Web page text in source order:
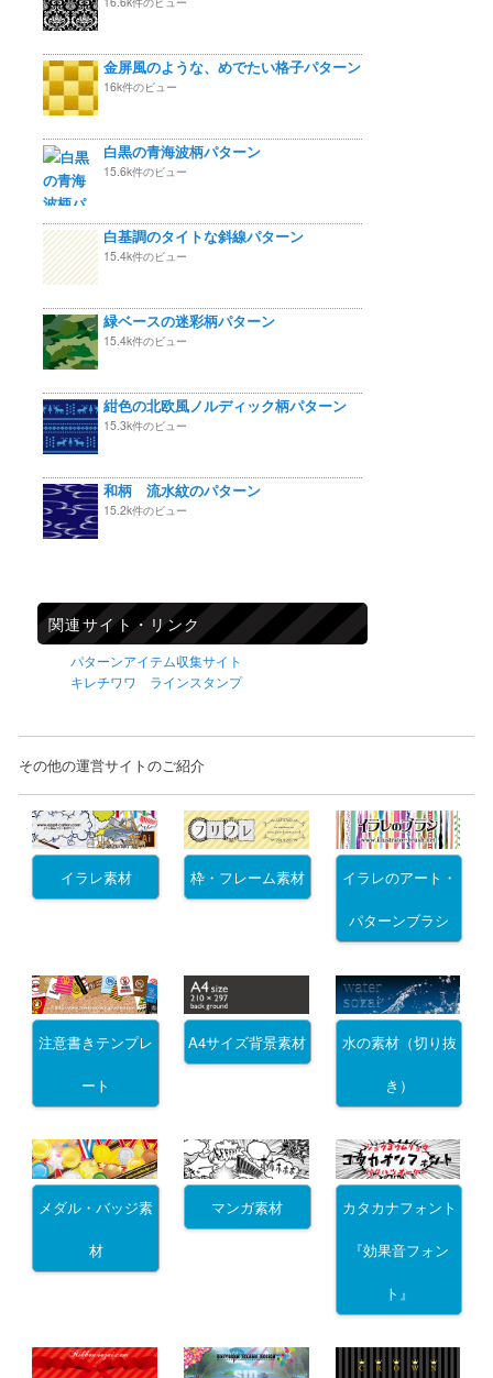
金屏風のような、めでたい格子パターン
16k件のビュー
白黒の青海波柄パターン
15.6k件のビュー
白基調のタイトな斜線パターン
15.4k件のビュー
緑ベースの迷彩柄パターン
15.4k件のビュー
紺色の北欧風ノルディック柄パターン
15.3k件のビュー
和柄 流水紋のパターン
15.2k件のビュー
関連サイト・リンク
パターンアイテム収集サイト
キレチワワ ラインスタンプ
その他の運営サイトのご紹介
イラレ素材 枠・フレーム素材 イラレのアート・
パターンブラシ
注意書きテンプレ
ート
A4サイズ背景素材 水の素材（切り抜
き）
メダル・バッジ素
材
マンガ素材 カタカナフォント
『効果音フォン
ト』